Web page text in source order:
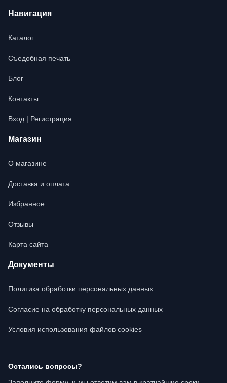
Навигация
Каталог
Съедобная печать
Блог
Контакты
Вход | Регистрация
Магазин
О магазине
Доставка и оплата
Избранное
Отзывы
Карта сайта
Документы
Политика обработки персональных данных
Согласие на обработку персональных данных
Условия использования файлов cookies
Остались вопросы?